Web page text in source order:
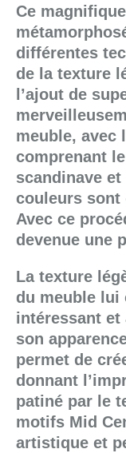
Ce
différentes
de la texture
l’ajout de
meuble, avec
comprenant
scandinave
couleurs sont
Avec ce
devenue une
La texture
du meuble lui
intéressant et
son
permet de
donnant
patiné par le
motifs Mid
artistique et